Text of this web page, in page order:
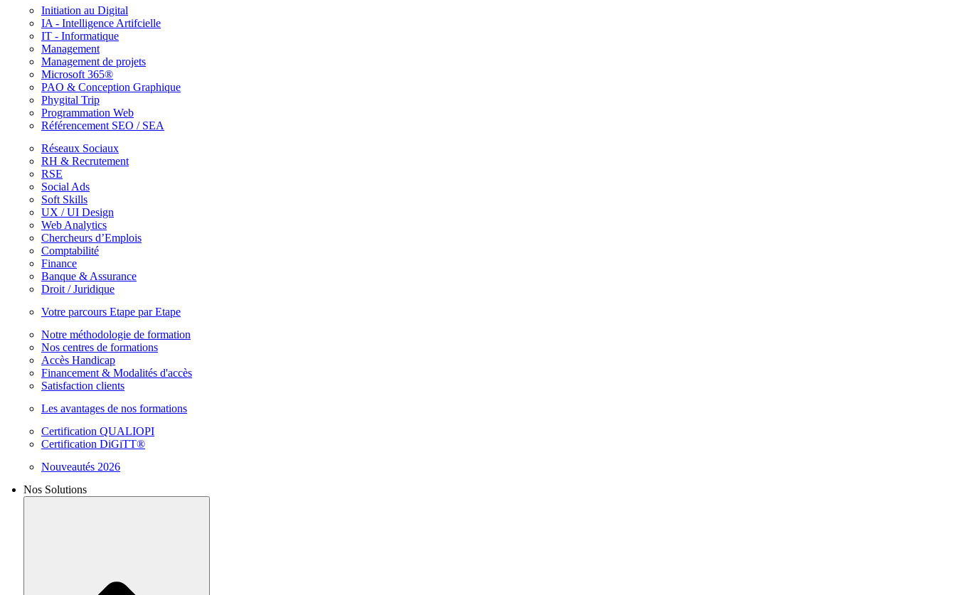
Initiation au Digital
IA - Intelligence Artifcielle
IT - Informatique
Management
Management de projets
Microsoft 365®
PAO & Conception Graphique
Phygital Trip
Programmation Web
Référencement SEO / SEA
Réseaux Sociaux
RH & Recrutement
RSE
Social Ads
Soft Skills
UX / UI Design
Web Analytics
Chercheurs d’Emplois
Comptabilité
Finance
Banque & Assurance
Droit / Juridique
Votre parcours Etape par Etape
Notre méthodologie de formation
Nos centres de formations
Accès Handicap
Financement & Modalités d'accès
Satisfaction clients
Les avantages de nos formations
Certification QUALIOPI
Certification DiGiTT®
Nouveautés 2026
Nos Solutions